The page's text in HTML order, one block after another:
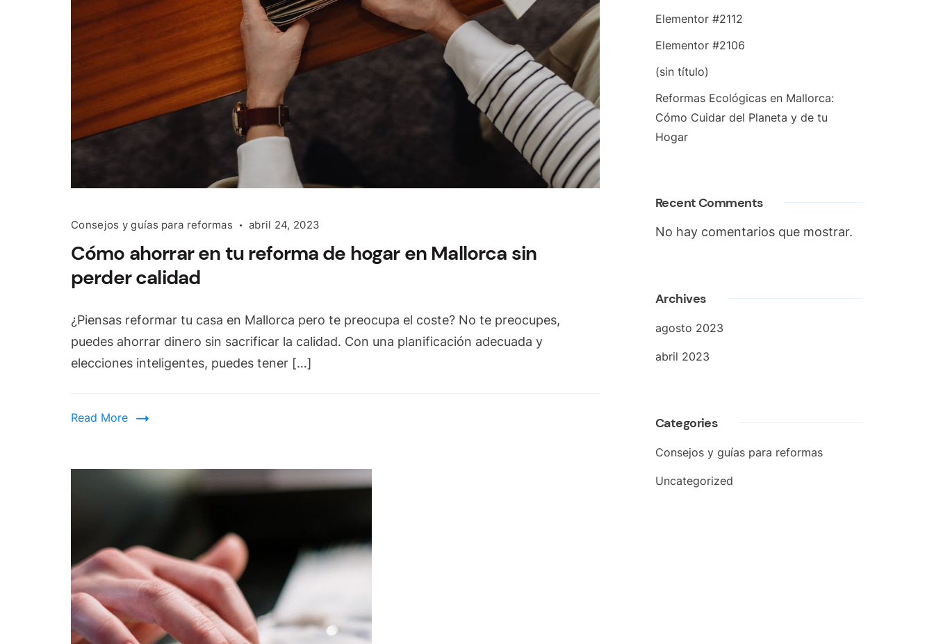
Consejos y guías para reformas abril 24, 2023
Cómo ahorrar en tu reforma de hogar en Mallorca sin
perder calidad
¿Piensas reformar tu casa en Mallorca pero te preocupa el coste? No te preocupes,
puedes ahorrar dinero sin sacrificar la calidad. Con una planificación adecuada y
elecciones inteligentes, puedes tener […]
Read More
Elementor #2112
Elementor #2106
(sin título)
Reformas Ecológicas en Mallorca:
Cómo Cuidar del Planeta y de tu
Hogar
Recent Comments
No hay comentarios que mostrar.
Archives
agosto 2023
abril 2023
Categories
Consejos y guías para reformas
Uncategorized